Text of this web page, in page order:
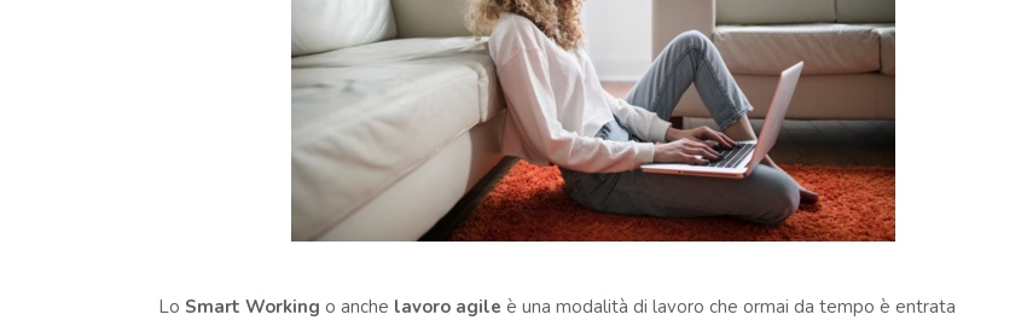
Lo Smart Working o anche lavoro agile è una modalità di lavoro che ormai da tempo è entrata